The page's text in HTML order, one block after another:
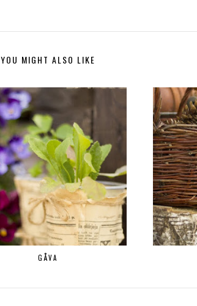
YOU MIGHT ALSO LIKE
GÅVA